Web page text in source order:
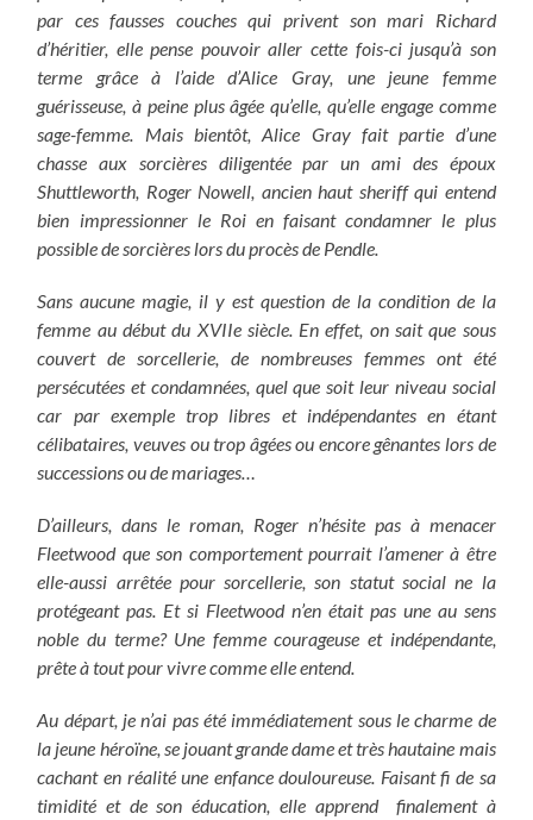
par ces fausses couches qui privent son mari Richard
d’héritier, elle pense pouvoir aller cette fois-ci jusqu’à son
terme grâce à l’aide d’Alice Gray, une jeune femme
guérisseuse, à peine plus âgée qu’elle, qu’elle engage comme
sage-femme. Mais bientôt, Alice Gray fait partie d’une
chasse aux sorcières diligentée par un ami des époux
Shuttleworth, Roger Nowell, ancien haut sheriff qui entend
bien impressionner le Roi en faisant condamner le plus
possible de sorcières lors du procès de Pendle.
Sans aucune magie, il y est question de la condition de la
femme au début du XVIIe siècle. En effet, on sait que sous
couvert de sorcellerie, de nombreuses femmes ont été
persécutées et condamnées, quel que soit leur niveau social
car par exemple trop libres et indépendantes en étant
célibataires, veuves ou trop âgées ou encore gênantes lors de
successions ou de mariages…
D’ailleurs, dans le roman, Roger n’hésite pas à menacer
Fleetwood que son comportement pourrait l’amener à être
elle-aussi arrêtée pour sorcellerie, son statut social ne la
protégeant pas. Et si Fleetwood n’en était pas une au sens
noble du terme? Une femme courageuse et indépendante,
prête à tout pour vivre comme elle entend.
Au départ, je n’ai pas été immédiatement sous le charme de
la jeune héroïne, se jouant grande dame et très hautaine mais
cachant en réalité une enfance douloureuse. Faisant fi de sa
timidité et de son éducation, elle apprend finalement à